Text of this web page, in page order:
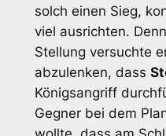
solch einen Sieg,
viel ausrichten.
Stellung versuchte
abzulenken, dass
Königsangriff
Gegner bei dem